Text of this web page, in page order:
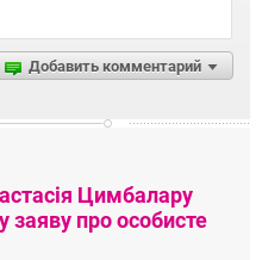
Добавить комментарий
Цимбалару
заяву про особисте